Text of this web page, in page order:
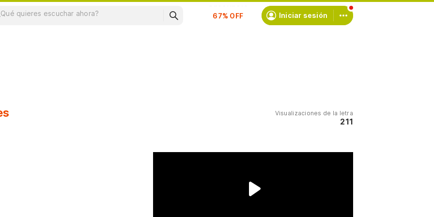
Suscríbete Iniciar sesión
Visualizaciones de la letra
211